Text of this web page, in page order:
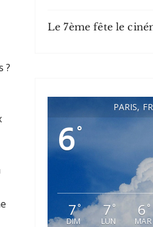
?
Le 7ème fête le
PARIS,
6°
7°
DIM
7°
LUN
6 °
MAR